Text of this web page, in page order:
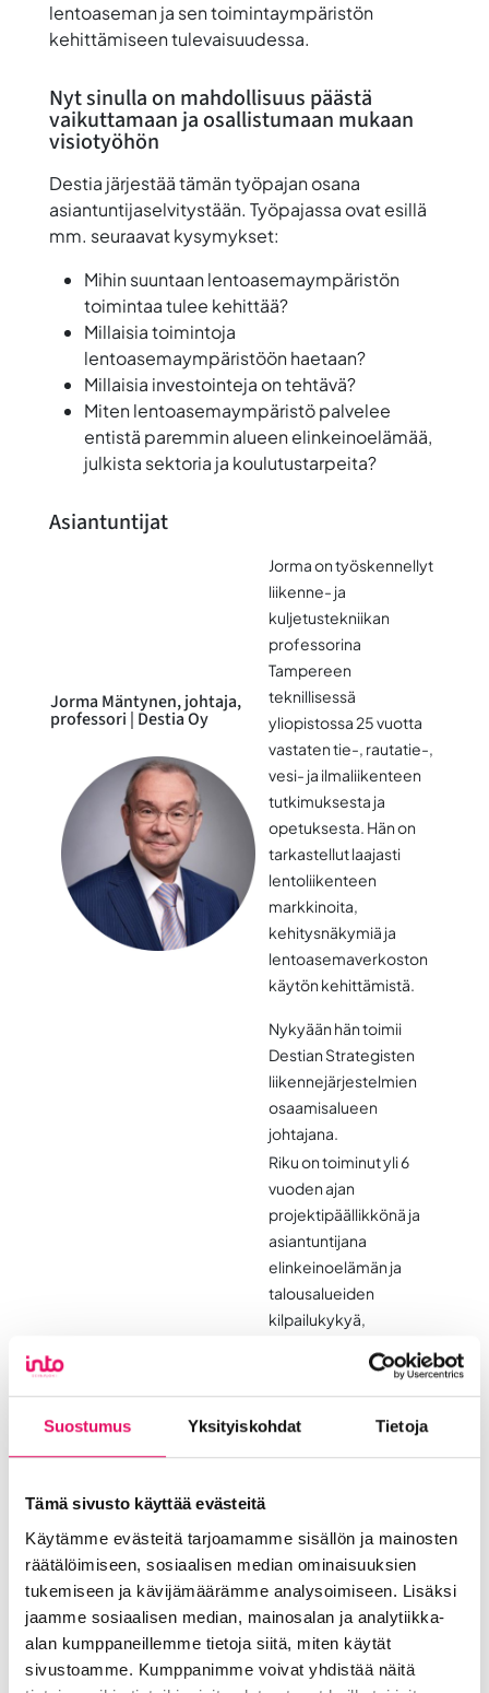
Suostumus Yksityiskohdat Tietoja
Tämä sivusto käyttää evästeitä
Käytämme evästeitä tarjoamamme sisällön ja mainosten
räätälöimiseen, sosiaalisen median ominaisuuksien
tukemiseen ja kävijämäärämme analysoimiseen. Lisäksi
jaamme sosiaalisen median, mainosalan ja analytiikka-
alan kumppaneillemme tietoja siitä, miten käytät
sivustoamme. Kumppanimme voivat yhdistää näitä
lentoaseman ja sen toimintaympäristön
kehittämiseen tulevaisuudessa.
Nyt sinulla on mahdollisuus päästä
vaikuttamaan ja osallistumaan mukaan
visiotyöhön
Destia järjestää tämän työpajan osana
asiantuntijaselvitystään. Työpajassa ovat esillä
mm. seuraavat kysymykset:
Mihin suuntaan lentoasemaympäristön
toimintaa tulee kehittää?
Millaisia toimintoja
lentoasemaympäristöön haetaan?
Millaisia investointeja on tehtävä?
Miten lentoasemaympäristö palvelee
entistä paremmin alueen elinkeinoelämää,
julkista sektoria ja koulutustarpeita?
Asiantuntijat
Jorma Mäntynen, johtaja,
professori | Destia Oy
Jormaon työskennellyt
liikenne- ja
kuljetustekniikan
professorina
Tampereen
teknillisessä
yliopistossa 25 vuotta
vastaten tie-, rautatie-,
vesi- ja ilmaliikenteen
tutkimuksesta ja
opetuksesta. Hän on
tarkastellut laajasti
lentoliikenteen
markkinoita,
kehitysnäkymiä ja
lentoasemaverkoston
käytön kehittämistä.
Nykyään hän toimii
Destian Strategisten
liikennejärjestelmien
osaamisalueen
johtajana.
Rikuon toiminut yli 6
vuoden ajan
projektipäällikkönä ja
asiantuntijana
elinkeinoelämän ja
talousalueiden
kilpailukykyä,
käsittelevissä
hankkeissa.
huoltovarmuutta,
tulevaisuuden
käyttövoimia sekä
roolia
liikennejärjestelmässä.
Hän työskentelee